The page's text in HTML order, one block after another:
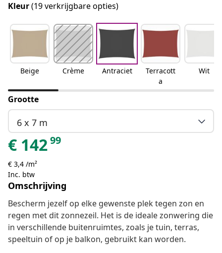
Kleur(19 verkrijgbare opties)
Beige Crème Antraciet
Terracott
a
Wit
Grootte
6 x 7 m
€ 14299
€ 3,4 /m²
Inc. btw
Omschrijving
Bescherm jezelf op elke gewenste plek tegen zon en
regen met dit zonnezeil. Het is de ideale zonwering die
in verschillende buitenruimtes, zoals je tuin, terras,
speeltuin of op je balkon, gebruikt kan worden.